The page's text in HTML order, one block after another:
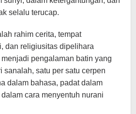
selalu terucap.
rahim cerita, tempat
dan religiusitas dipelihara
pengalaman batin yang
sanalah, satu per satu cerpen
dalam bahasa, padat dalam
cara menyentuh nurani